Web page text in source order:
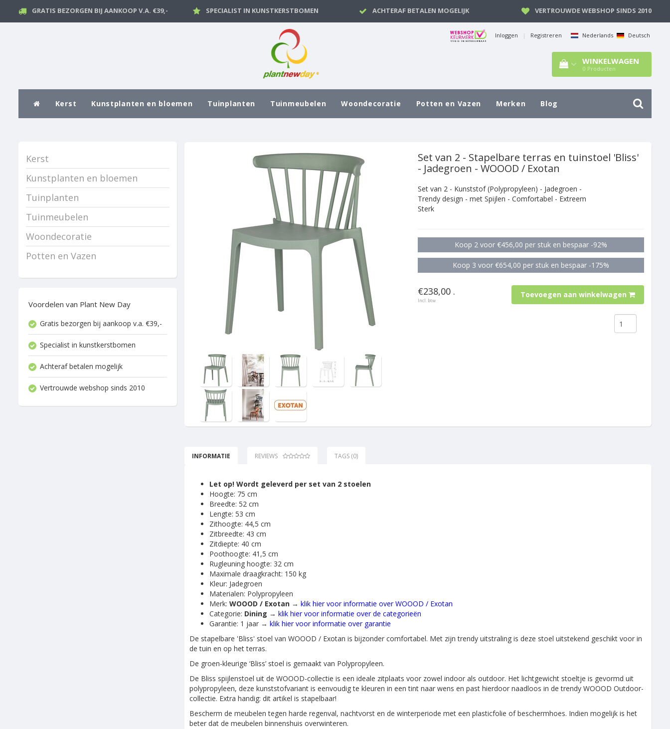
GRATIS BEZORGEN BIJ AANKOOP V.A. €39,- SPECIALIST IN KUNSTKERSTBOMEN ACHTERAF BETALEN MOGELIJK VERTROUWDE WEBSHOP SINDS 2010
Inloggen | Registreren Nederlands Deutsch
WINKELWAGEN
0 Producten
Kerst Kunstplanten en bloemen Tuinplanten Tuinmeubelen Woondecoratie Potten en Vazen Merken Blog
Kerst
Kunstplanten en bloemen
Tuinplanten
Tuinmeubelen
Woondecoratie
Potten en Vazen
Voordelen van Plant New Day
Gratis bezorgen bij aankoop v.a. €39,-
Specialist in kunstkerstbomen
Achteraf betalen mogelijk
Vertrouwde webshop sinds 2010
Set van 2 - Stapelbare terras en tuinstoel 'Bliss'
- Jadegroen - WOOOD / Exotan
Set van 2 - Kunststof (Polypropyleen) - Jadegroen -
Trendy design - met Spijlen - Comfortabel - Extreem
Sterk
Koop 2 voor €456,00 per stuk en bespaar -92%
Koop 3 voor €654,00 per stuk en bespaar -175%
€238,00 .
Incl. btw
Toevoegen aan winkelwagen
INFORMATIE REVIEWS TAGS (0)
Let op! Wordt geleverd per set van 2 stoelen
Hoogte: 75 cm
Breedte: 52 cm
Lengte: 53 cm
Zithoogte: 44,5 cm
Zitbreedte: 43 cm
Zitdiepte: 40 cm
Poothoogte: 41,5 cm
Rugleuning hoogte: 32 cm
Maximale draagkracht: 150 kg
Kleur: Jadegroen
Materialen: Polypropyleen
Merk: WOOOD / Exotan→ klik hier voor informatie over WOOOD / Exotan
Categorie: Dining → klik hier voor informatie over de categorieën
Garantie: 1 jaar → klik hier voor informatie over garantie
De stapelbare 'Bliss' stoel van WOOOD / Exotan is bijzonder comfortabel. Met zijn trendy uitstraling is deze stoel uitstekend geschikt voor in
de tuin en op het terras.
De groen-kleurige ‘Bliss’ stoel is gemaakt van Polypropyleen.
De Bliss spijlenstoel uit de WOOOD-collectie is een ideale zitplaats voor zowel indoor als outdoor. Het lichtgewicht stoeltje is gevormd uit
polypropyleen, deze kunststofvariant is eenvoudig te kleuren in een tint naar wens en past hierdoor naadloos in de trendy WOOOD Outdoor-
collectie. Extra handig: dit artikel is stapelbaar!
Bescherm de meubelen tegen harde regenval, nachtvorst en de winterperiode met een plasticfolie of beschermhoes. Indien mogelijk is het
beter dat de meubelen binnenshuis overwinteren.